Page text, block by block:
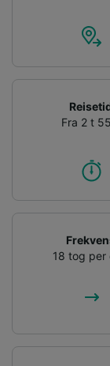
Fra 2 t
18 tog per